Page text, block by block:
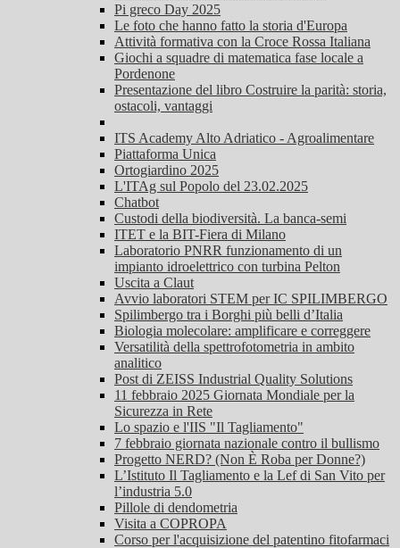
Pi greco Day 2025
Le foto che hanno fatto la storia d'Europa
Attività formativa con la Croce Rossa Italiana
Giochi a squadre di matematica fase locale a
Pordenone
Presentazione del libro Costruire la parità: storia,
ostacoli, vantaggi
ITS Academy Alto Adriatico - Agroalimentare
Piattaforma Unica
Ortogiardino 2025
L'ITAg sul Popolo del 23.02.2025
Chatbot
Custodi della biodiversità. La banca-semi
ITET e la BIT-Fiera di Milano
Laboratorio PNRR funzionamento di un
impianto idroelettrico con turbina Pelton
Uscita a Claut
Avvio laboratori STEM per IC SPILIMBERGO
Spilimbergo tra i Borghi più belli d’Italia
Biologia molecolare: amplificare e correggere
Versatilità della spettrofotometria in ambito
analitico
Post di ZEISS Industrial Quality Solutions
11 febbraio 2025 Giornata Mondiale per la
Sicurezza in Rete
Lo spazio e l'IIS "Il Tagliamento"
7 febbraio giornata nazionale contro il bullismo
Progetto NERD? (Non È Roba per Donne?)
L’Istituto Il Tagliamento e la Lef di San Vito per
l’industria 5.0
Pillole di dendometria
Visita a COPROPA
Corso per l'acquisizione del patentino fitofarmaci